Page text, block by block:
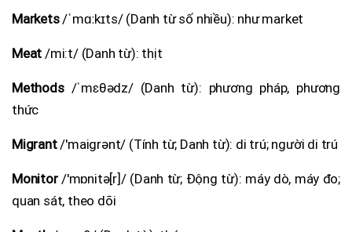
Markets/ˈmɑːkɪts/ (Danh từ số nhiều): như market
Meat /mi:t/ (Danh từ): thịt
Methods/ˈmɛθədz/ (Danh từ): phương pháp, phương
thức
Migrant/'maigrənt/ (Tính từ; Danh từ): di trú; người di trú
Monitor/'mɒnitə[r]/ (Danh từ; Động từ): máy dò, máy đo;
quan sát, theo dõi